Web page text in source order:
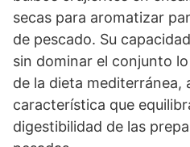
secas para aromatizar
de pescado. Su
sin dominar el conjunto
de la dieta mediterránea,
característica que
digestibilidad de las